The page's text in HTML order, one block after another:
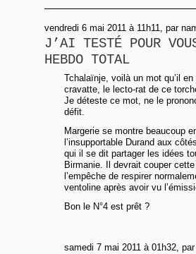
vendredi 6 mai 2011 à 11h11, par
J’AI TESTÉ POUR
HEBDO TOTAL
Tchalaïnje, voilà un mot qu’il
cravatte, le lecto-rat de ce
Je déteste ce mot, ne le
défit.
Margerie se montre beaucoup
l’insupportable Durand aux
qui il se dit partager les idées
Birmanie. Il devrait couper
l’empêche de respirer
ventoline après avoir vu
Bon le N°4 est prêt ?
samedi 7 mai 2011 à 01h32,